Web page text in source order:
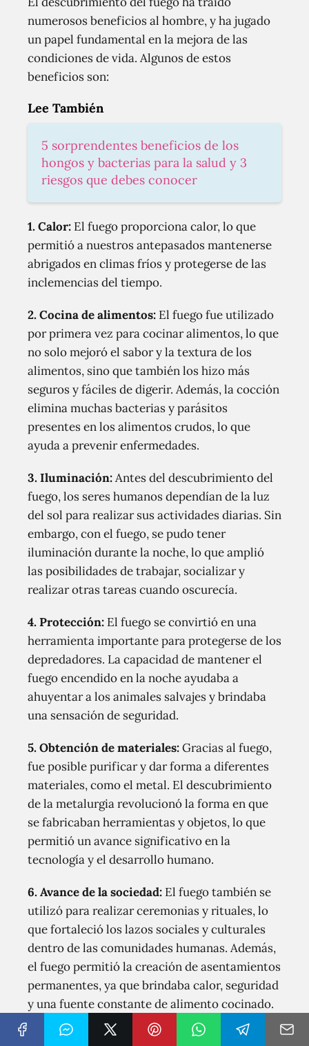
numerosos beneficios al hombre, y ha jugado
un papel fundamental en la mejora de las
condiciones de vida. Algunos de estos
beneficios son:
Lee También
5 sorprendentes beneficios de los
hongos y bacterias para la salud y 3
riesgos que debes conocer
1.Calor: El fuego proporciona calor, lo que
permitió a nuestros antepasados ​​mantenerse
abrigados en climas fríos y protegerse de las
inclemencias del tiempo.
2.Cocina de alimentos: El fuego fue utilizado
por primera vez para cocinar alimentos, lo que
no solo mejoró el sabor y la textura de los
alimentos, sino que también los hizo más
seguros y fáciles de digerir. Además, la cocción
elimina muchas bacterias y parásitos
presentes en los alimentos crudos, lo que
ayuda a prevenir enfermedades.
3.Iluminación:Antes del descubrimiento del
fuego, los seres humanos dependían de la luz
del sol para realizar sus actividades diarias. Sin
embargo, con el fuego, se pudo tener
iluminación durante la noche, lo que amplió
las posibilidades de trabajar, socializar y
realizar otras tareas cuando oscurecía.
4.Protección: El fuego se convirtió en una
herramienta importante para protegerse de los
depredadores. La capacidad de mantener el
fuego encendido en la noche ayudaba a
ahuyentar a los animales salvajes y brindaba
una sensación de seguridad.
5.Obtención de materiales:Gracias al fuego,
fue posible purificar y dar forma a diferentes
materiales, como el metal. El descubrimiento
de la metalurgia revolucionó la forma en que
se fabricaban herramientas y objetos, lo que
permitió un avance significativo en la
tecnología y el desarrollo humano.
6.Avance de la sociedad: El fuego también se
utilizó para realizar ceremonias y rituales, lo
que fortaleció los lazos sociales y culturales
dentro de las comunidades humanas. Además,
el fuego permitió la creación de asentamientos
permanentes, ya que brindaba calor, seguridad
y una fuente constante de alimento cocinado.
Lee También